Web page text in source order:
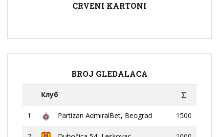
CRVENI KARTONI
BROJ GLEDALACA
Клуб
1 Partizan AdmiralBet, Beograd 1500